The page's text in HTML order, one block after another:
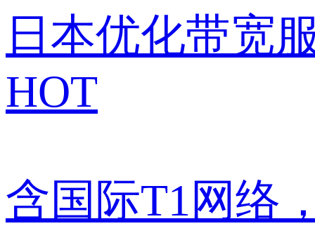
日本优化带宽
HOT
含国际T1网络